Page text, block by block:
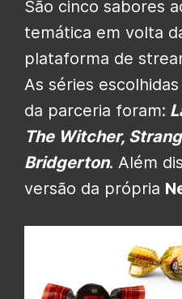
São cinco sabores
temática em volta
plataforma de
As séries
da parceria foram:
The Witcher,
Bridgerton. Além
versão da própria